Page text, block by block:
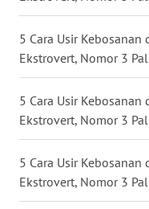
5 Cara Usir
Ekstrovert, Nomor 3
5 Cara Usir
Ekstrovert, Nomor 3
5 Cara Usir
Ekstrovert, Nomor 3
KALTIM
WN
SULSEL
WN
GORONTALO
WN